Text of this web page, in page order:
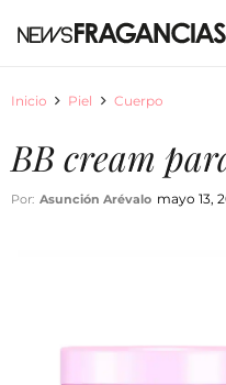
Inicio Piel Cuerpo
BB cream
Por: Asunción Arévalo mayo 13,